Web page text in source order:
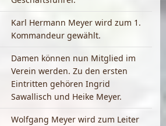
Karl Hermann Meyer wird zum 1.
Kommandeur gewählt.
Damen können nun Mitglied im
Verein werden. Zu den ersten
Eintritten gehören Ingrid
Sawallisch und Heike Meyer.
Wolfgang Meyer wird zum Leiter